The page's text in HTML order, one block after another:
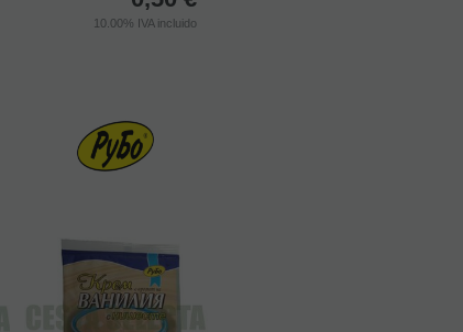
10.00% IVA incluido